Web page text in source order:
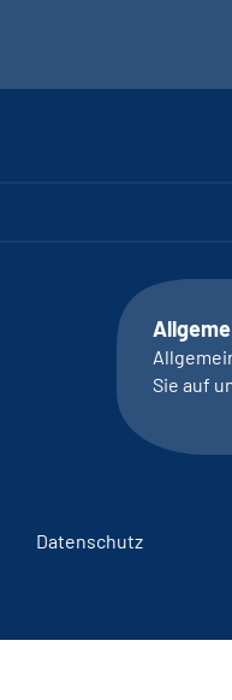
Sie auf
Datenschutz